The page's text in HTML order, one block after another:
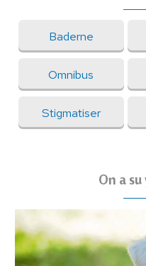
Baderne
Omnibus
Stigmatiser
On a